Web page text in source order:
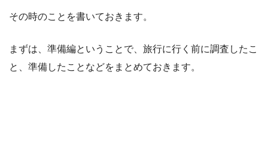
その時のことを書いておきます。
まずは、準備編ということで、旅行に行く前に調査したこ
と、準備したことなどをまとめておきます。